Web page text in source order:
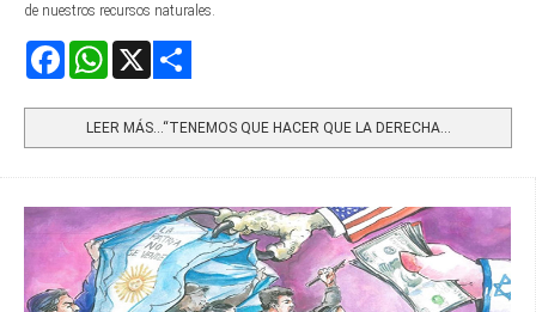
de nuestros recursos naturales.
FacebookWhatsApp
LEER MÁS…“TENEMOS QUE HACER QUE LA DERECHA...